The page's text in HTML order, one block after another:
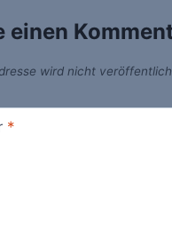
einen
wird nicht
*